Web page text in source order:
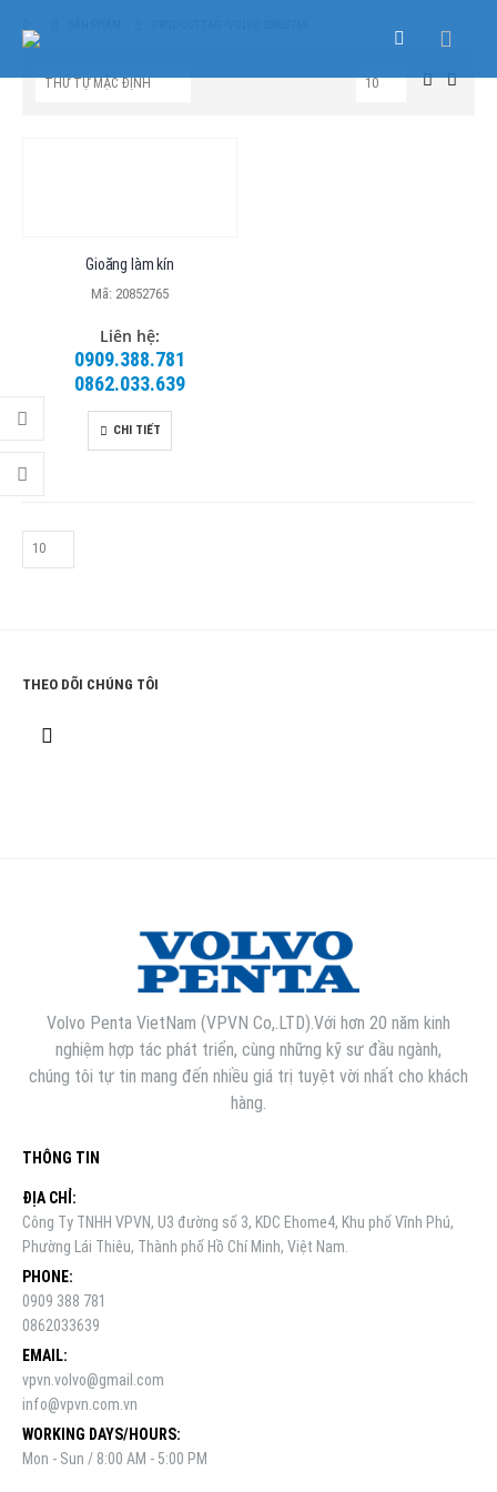
Gioăng làm kín
Mã: 20852765
Liên hệ:
0909.388.781
0862.033.639
CHI TIẾT
THEO DÕI CHÚNG TÔI
Volvo Penta VietNam (VPVN Co,.LTD).Với hơn 20 năm kinh
nghiệm hợp tác phát triển, cùng những kỹ sư đầu ngành,
chúng tôi tự tin mang đến nhiều giá trị tuyệt vời nhất cho khách
hàng.
THÔNG TIN
ĐỊA CHỈ:
Công Ty TNHH VPVN, U3 đường số 3, KDC Ehome4, Khu phố Vĩnh Phú,
Phường Lái Thiêu, Thành phố Hồ Chí Minh, Việt Nam.
PHONE:
0909 388 781
0862033639
EMAIL:
vpvn.volvo@gmail.com
info@vpvn.com.vn
WORKING DAYS/HOURS:
Mon - Sun / 8:00 AM - 5:00 PM